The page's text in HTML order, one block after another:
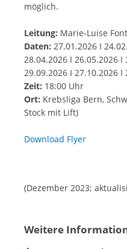
möglich.
Leitung: Marie-Luise
Daten: 27.01.2026 I
28.04.2026 I 26.05.2026 I
29.09.2026 I 27.10.2026 I
Zeit: 18:00 Uhr
Ort: Krebsliga Bern,
Stock mit Lift)
Download Flyer
(Dezember 2023;
Weitere